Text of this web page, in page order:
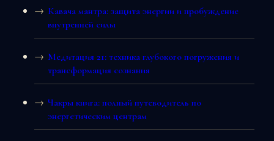
Кавача мантра: защита энергии и пробуждение
внутренней силы
Медитация 21: техника глубокого погружения и
трансформация сознания
Чакры книга: полный путеводитель по
энергетическим центрам